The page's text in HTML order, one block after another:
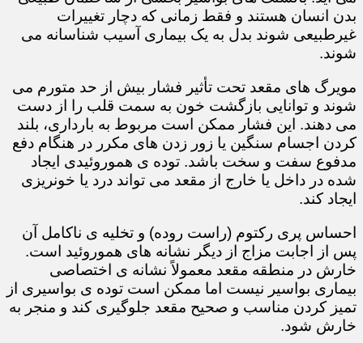
بدن انسان هستند و فقط زمانی که دچار تغییرات
غیرطبیعی شوند بدل به یک بیماری آسیب شناسانه می
شوند.
مویرگ های مقعد تحت تأثیر فشار بیش از حد متورم می
شوند و توانایی بازگشت خون به سمت قلب را از دست
می دهند. این فشار ممکن است مربوط به بارداری، بلند
کردن اجسام سنگین یا زور زدن های مکرر در هنگام دفع
مدفوع سفت و سخت باشد. توده ی هموروئیدی ایجاد
شده در داخل یا خارج از مقعد می تواند درد یا خونریزی
ایجاد کند.
احساس پری رکتوم (راست روده) و تخلیه ی ناکامل آن
پس از اجابت مزاج از دیگر نشانه های هموروئید است.
خارش در منطقه مقعد معمولاً نشانه ی اختصاصی
بیماری بواسیر نیست اما ممکن است توده ی بواسیری از
تمیز کردن مناسب و صحیح مقعد جلوگیری کند و منجر به
خارش شود.